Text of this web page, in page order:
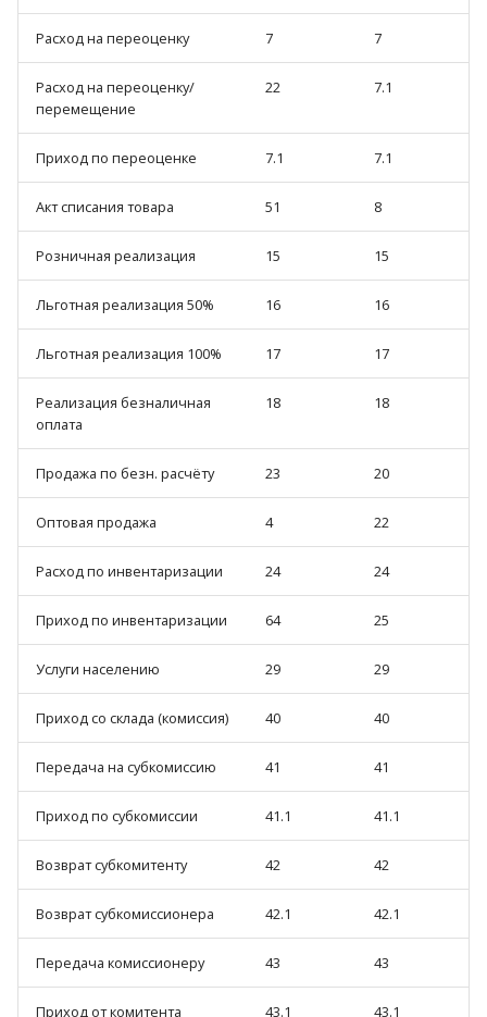
Расход на переоценку 7 7
Расход на переоценку/
перемещение
22 7.1
Приход по переоценке 7.1 7.1
Акт списания товара 51 8
Розничная реализация 15 15
Льготная реализация 50% 16 16
Льготная реализация 100% 17 17
Реализация безналичная
оплата
18 18
Продажа по безн. расчёту 23 20
Оптовая продажа 4 22
Расход по инвентаризации 24 24
Приход по инвентаризации 64 25
Услуги населению 29 29
Приход со склада (комиссия) 40 40
Передача на субкомиссию 41 41
Приход по субкомиссии 41.1 41.1
Возврат субкомитенту 42 42
Возврат субкомиссионера 42.1 42.1
Передача комиссионеру 43 43
Приход от комитента 43.1 43.1